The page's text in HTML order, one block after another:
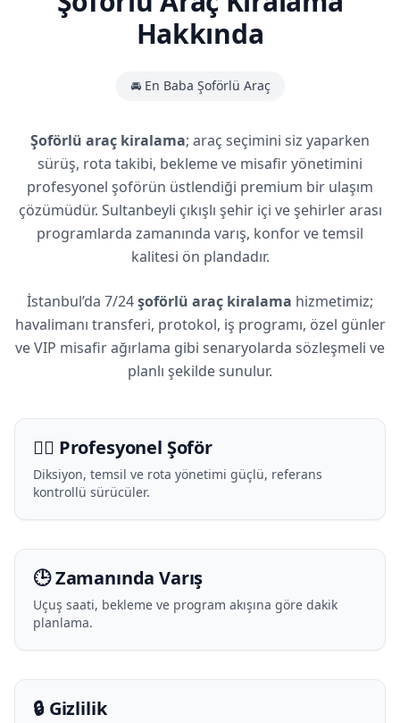
Hakkında
🚘 En Baba Şoförlü Araç
Şoförlü araç kiralama; araç seçimini siz yaparken
sürüş, rota takibi, bekleme ve misafir yönetimini
profesyonel şoförün üstlendiği premium bir ulaşım
çözümüdür. Sultanbeyli çıkışlı şehir içi ve şehirler arası
programlarda zamanında varış, konfor ve temsil
kalitesi ön plandadır.
İstanbul’da 7/24şoförlü araç kiralama hizmetimiz;
havalimanı transferi, protokol, iş programı, özel günler
ve VIP misafir ağırlama gibi senaryolarda sözleşmeli ve
planlı şekilde sunulur.
🧑‍✈️ Profesyonel Şoför
Diksiyon, temsil ve rota yönetimi güçlü, referans
kontrollü sürücüler.
🕒 Zamanında Varış
Uçuş saati, bekleme ve program akışına göre dakik
planlama.
🔒 Gizlilik